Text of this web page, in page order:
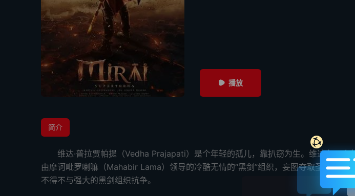
播放
简介
维达·普拉贾帕提（Vedha Prajapati）是个年轻的孤儿，靠扒窃为生。维达在一个
由摩诃毗罗喇嘛（Mahabir Lama）领导的冷酷无情的“黑剑”组织，妄图夺取圣典，
不得不与强大的黑剑组织抗争。